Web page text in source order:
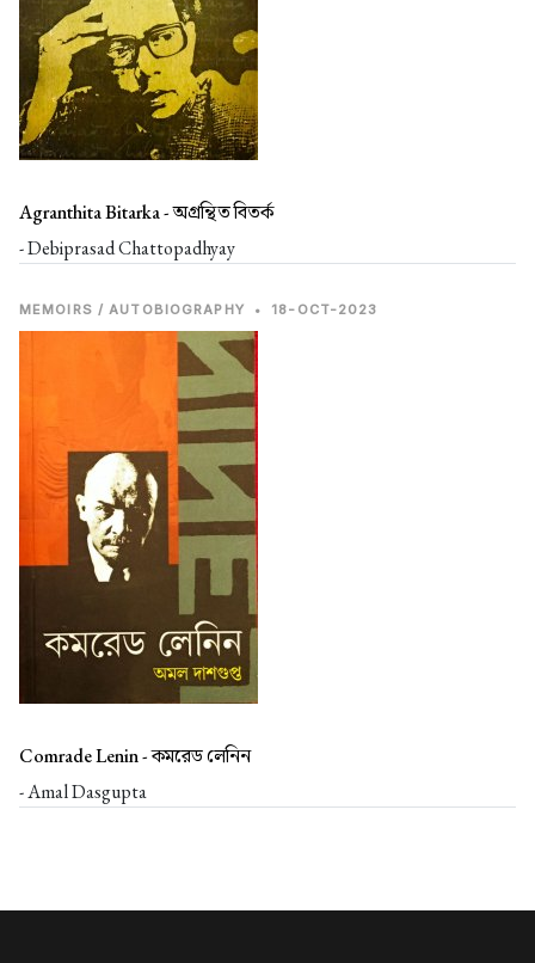
Agranthita Bitarka -অগ্রন্থিত বিতর্ক
- Debiprasad Chattopadhyay
MEMOIRS / AUTOBIOGRAPHY • 18-OCT-2023
Comrade Lenin -কমরেড লেনিন
- Amal Dasgupta